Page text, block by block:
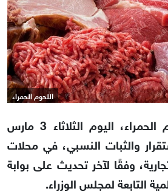
اللحوم الحمراء
شهدت أسعار اللحوم الحمراء، اليوم الثلاثاء 3 مارس
في محلات
وفقًا لآخر تحديث على بوابة
التابعة لمجلس الوزراء.